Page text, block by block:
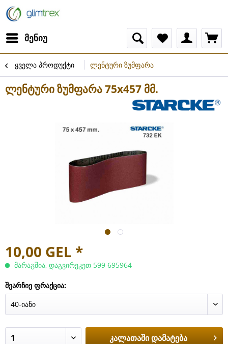
მენიუ
ყველა პროდუქტი ლენტური ზუმფარა
ლენტური ზუმფარა 75x457 მმ.
10,00 GEL *
მარაგშია, დაგვირეკეთ 599 695964
შეარჩიე ფრაქცია:
კალათაში დამატება